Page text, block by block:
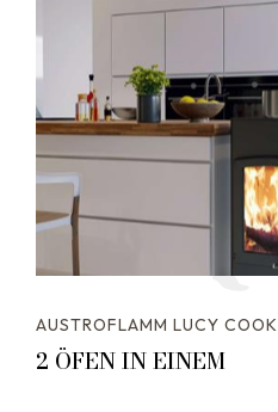
AUSTROFLAMM LUCY COOK
2 ÖFEN IN EINEM